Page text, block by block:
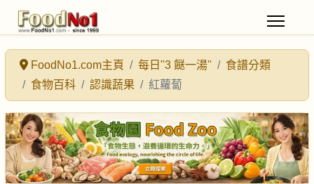
FoodNo1.com主頁 每日"3 餸一湯"
食譜分類
食物百科
認識蔬果 紅蘿蔔